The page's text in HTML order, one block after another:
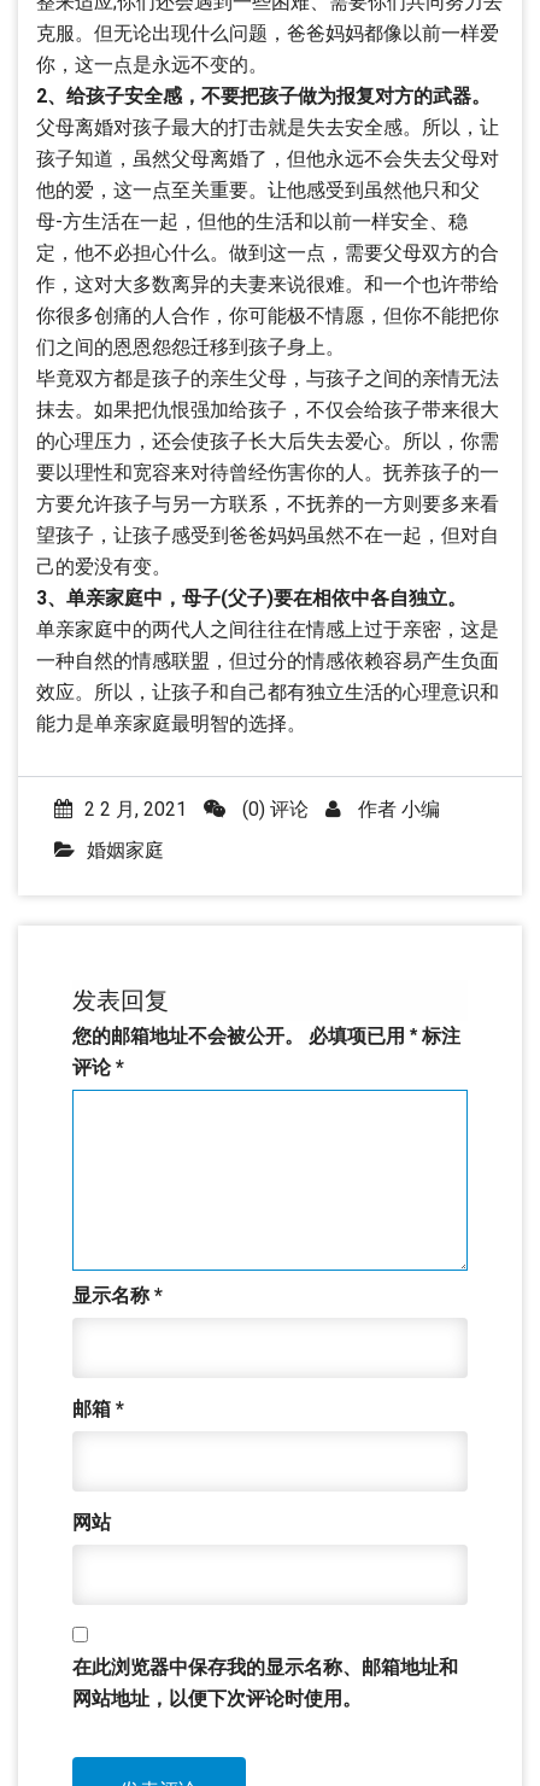
克服。但无论出现什么问题，爸爸妈妈都像以前一样爱
你，这一点是永远不变的。
2、给孩子安全感，不要把孩子做为报复对方的武器。
父母离婚对孩子最大的打击就是失去安全感。所以，让
孩子知道，虽然父母离婚了，但他永远不会失去父母对
他的爱，这一点至关重要。让他感受到虽然他只和父
母-方生活在一起，但他的生活和以前一样安全、稳
定，他不必担心什么。做到这一点，需要父母双方的合
作，这对大多数离异的夫妻来说很难。和一个也许带给
你很多创痛的人合作，你可能极不情愿，但你不能把你
们之间的恩恩怨怨迁移到孩子身上。
毕竟双方都是孩子的亲生父母，与孩子之间的亲情无法
抹去。如果把仇恨强加给孩子，不仅会给孩子带来很大
的心理压力，还会使孩子长大后失去爱心。所以，你需
要以理性和宽容来对待曾经伤害你的人。抚养孩子的一
方要允许孩子与另一方联系，不抚养的一方则要多来看
望孩子，让孩子感受到爸爸妈妈虽然不在一起，但对自
己的爱没有变。
3、单亲家庭中，母子(父子)要在相依中各自独立。
单亲家庭中的两代人之间往往在情感上过于亲密，这是
一种自然的情感联盟，但过分的情感依赖容易产生负面
效应。所以，让孩子和自己都有独立生活的心理意识和
能力是单亲家庭最明智的选择。
2 2 月, 2021 (0) 评论 作者 小编
婚姻家庭
发表回复
您的邮箱地址不会被公开。 必填项已用 * 标注
评论*
显示名称*
邮箱 *
网站
在此浏览器中保存我的显示名称、邮箱地址和
网站地址，以便下次评论时使用。